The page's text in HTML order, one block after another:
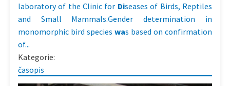
laboratory of the Clinic for Diseases of Birds, Reptiles
and Small Mammals.Gender determination in
monomorphic bird species was based on confirmation
of...
Kategorie:
časopis